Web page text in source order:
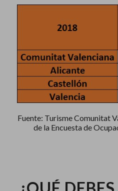
Fuente: Turisme Comunitat
de la Encuesta de